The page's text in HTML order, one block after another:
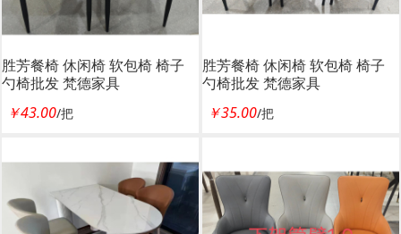
胜芳餐椅 休闲椅 软包椅 椅子
勺椅批发 梵德家具
￥43.00/把
胜芳餐椅 休闲椅 软包椅 椅子
勺椅批发 梵德家具
￥35.00/把